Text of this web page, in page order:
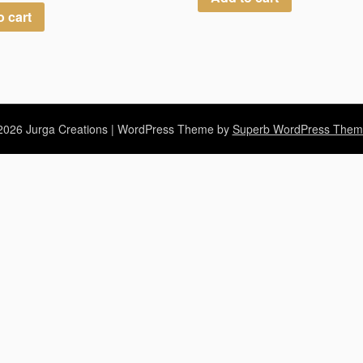
cart
Jurga Creations | WordPress Theme by Superb WordPress